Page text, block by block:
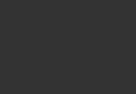
Daten mit dem Ziel,
einzuschränken.